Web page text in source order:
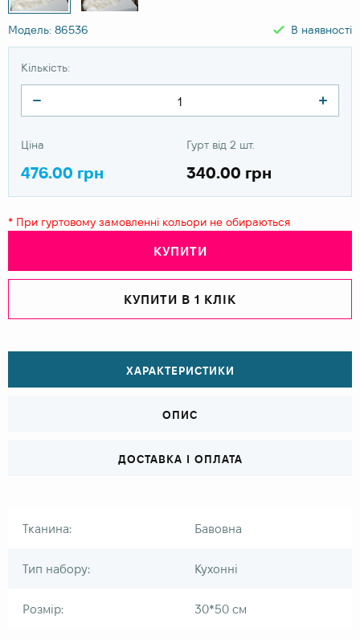
Модель: 86536 В наявності
Кількість:
Ціна
476.00 грн
Гурт від 2 шт.
340.00 грн
* При гуртовому замовленні кольори не обираються
КУПИТИ
КУПИТИ В 1 КЛІК
ХАРАКТЕРИСТИКИ
ОПИС
ДОСТАВКА І ОПЛАТА
Тканина: Бавовна
Тип набору: Кухонні
Розмір: 30*50 см